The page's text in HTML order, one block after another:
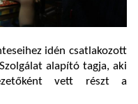
idén csatlakozott
alapító tagja, aki
vett részt a